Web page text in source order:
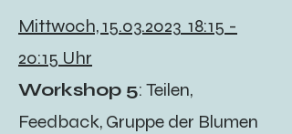
Mittwoch,15.03.2023 18:15 -
20:15 Uhr
Workshop 5: Teilen,
Feedback, Gruppe der Blumen